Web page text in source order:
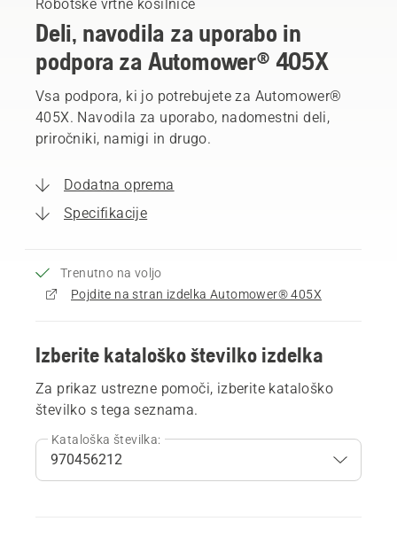
Robotske vrtne kosilnice
Deli, navodila za uporabo in
podpora za Automower® 405X
Vsa podpora, ki jo potrebujete za Automower®
405X. Navodila za uporabo, nadomestni deli,
priročniki, namigi in drugo.
Dodatna oprema
Specifikacije
Trenutno na voljo
Pojdite na stran izdelka Automower® 405X
Izberite kataloško številko izdelka
Za prikaz ustrezne pomoči, izberite kataloško
številko s tega seznama.
Kataloška številka: